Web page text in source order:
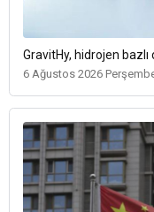
GravitHy, hidrojen
6 Ağustos 2026